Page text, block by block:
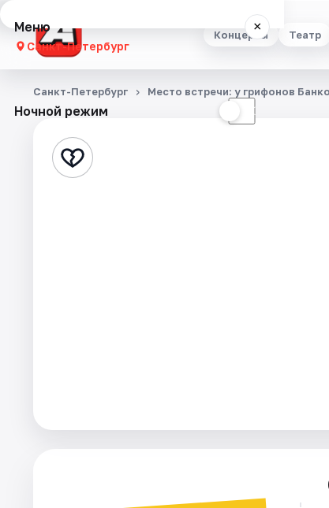
Концерты Театр
Меню ×
Санкт-Петербург
Концерты
Стендап
Площадки
Ночной режим ☾
Санкт-Петербург Место встречи: у грифонов